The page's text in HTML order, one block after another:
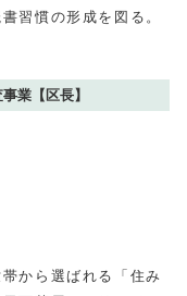
習慣の形成を図る。
業【区長】
から選ばれる「住み